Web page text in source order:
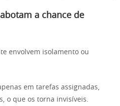
a chance de
envolvem isolamento ou
em tarefas assignadas,
o que os torna invisíveis.